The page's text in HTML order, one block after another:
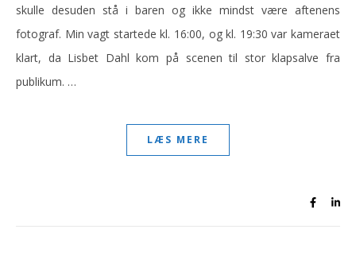
skulle desuden stå i baren og ikke mindst være aftenens
fotograf. Min vagt startede kl. 16:00, og kl. 19:30 var kameraet
klart, da Lisbet Dahl kom på scenen til stor klapsalve fra
publikum. …
LÆS MERE